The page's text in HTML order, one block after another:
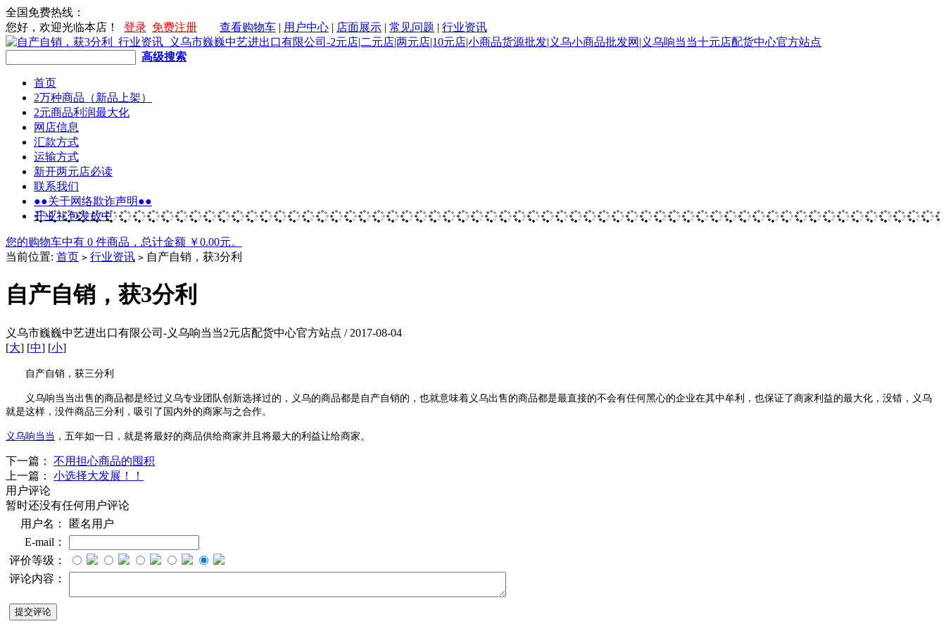
全国免费热线：
您好，欢迎光临本店！
登录 免费注册 查看购物车 | 用户中心 | 店面展示 | 常见问题 | 行业资讯
高级搜索
首页
2万种商品（新品上架）
2元商品利润最大化
网店信息
汇款方式
运输方式
新开两元店必读
联系我们
●●关于网络欺诈声明●●
开业礼包发放中
您的购物车中有 0 件商品，总计金额 ￥0.00元。
当前位置: 首页 > 行业资讯 > 自产自销，获3分利
自产自销，获3分利
义乌市巍巍中艺进出口有限公司-义乌响当当2元店配货中心官方站点 / 2017-08-04
[大] [中] [小]
自产自销，获三分利
义乌响当当出售的商品都是经过义乌专业团队创新选择过的，义乌的商品都是自产自销的，也就意味着义乌出售的商品都是最直接的不会有任何黑心的企业在其中牟利，也保证了商家利益的最大化，没错，义乌
就是这样，没件商品三分利，吸引了国内外的商家与之合作。
义乌响当当 ，五年如一日，就是将最好的商品供给商家并且将最大的利益让给商家。
下一篇： 不用担心商品的囤积
上一篇： 小选择大发展！！
用户评论
暂时还没有任何用户评论
用户名：
匿名用户
E-mail：
评价等级：
评论内容：